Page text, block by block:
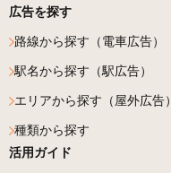
広告を探す
路線から探す（電車広告）
駅名から探す（駅広告）
エリアから探す（屋外広告）
種類から探す
活用ガイド